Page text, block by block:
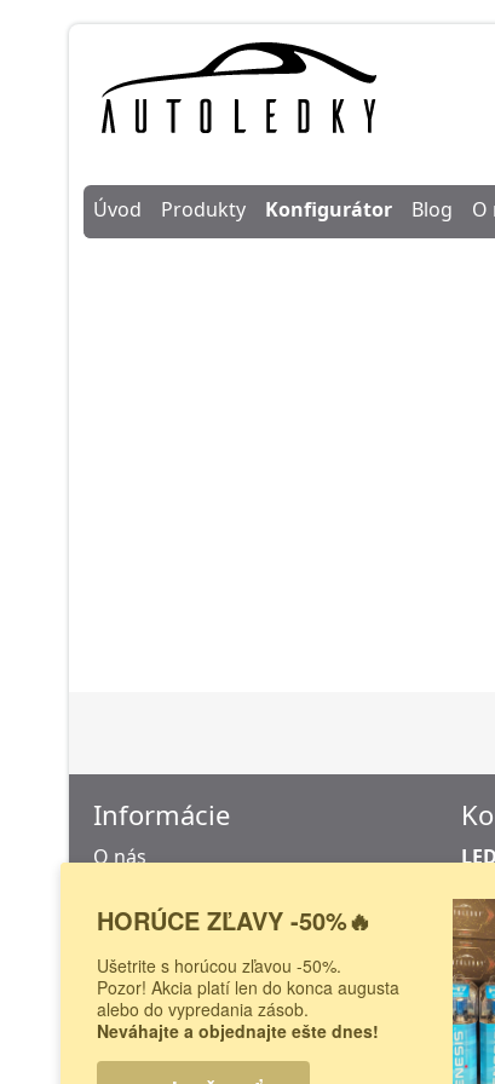
Úvod
Produkty Konfigurátor Blog O
Informácie
O nás
Obchodné podmienky
Odstúpenie od zmluvy
Reklamačný protokol
Na
Copyright © autoledky.sk 2010-2026
HORÚCE ZĽAVY -50%🔥
Ušetrite s horúcou zľavou -50%.
Pozor! Akcia platí len do konca augusta
alebo do vypredania zásob.
Neváhajte a objednajte ešte dnes!